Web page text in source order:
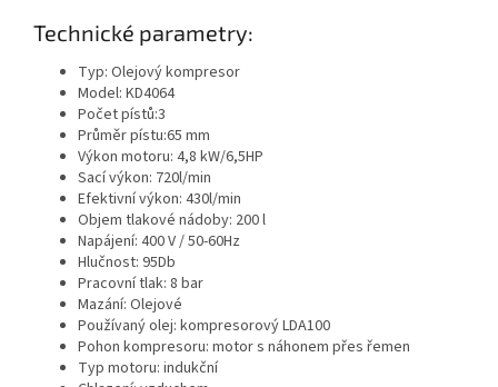
Technické parametry:
Typ: Olejový kompresor
Model: KD4064
Počet pístů:3
Průměr pístu:65 mm
Výkon motoru: 4,8 kW/6,5HP
Sací výkon: 720l/min
Efektivní výkon: 430l/min
Objem tlakové nádoby: 200 l
Napájení: 400 V / 50-60Hz
Hlučnost: 95Db
Pracovní tlak: 8 bar
Mazání: Olejové
Používaný olej: kompresorový LDA100
Pohon kompresoru: motor s náhonem přes řemen
Typ motoru: indukční